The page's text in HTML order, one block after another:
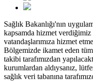
Sağlık Bakanlığı'nın
kapsamda hizmet verdiğimiz
vatandaşlarımıza hizmet
Bölgemizde ikamet eden
takibi tarafımızdan
kurumlardan aldıysanız,
sağlık veri tabanına